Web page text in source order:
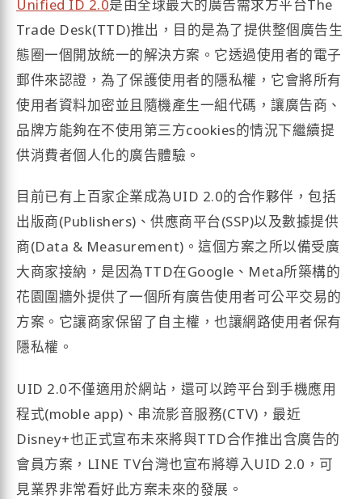
Unified ID 2.0是由全球最大的廣告需求方平台The
Trade Desk(TTD)推出，目的是為了提供整個廣告生
態圈一個開放統一的解決方案。它透過使用者的電子
郵件來認證，為了保護使用者的隱私權，它會將所有
使用者資料加密並且隨機產生一組代碼，讓廣告商、
品牌方能夠在不使用第三方cookies的情況下繼續提
供消費者個人化的廣告體驗。
目前已有上百家企業成為UID 2.0的合作夥伴，包括
出版商(Publishers)、供應商平台(SSP)以及數據提供
商(Data & Measurement)。這個方案之所以備受廣
大商家接納，是因為TTD在Google、Meta所築構的
花園圍牆外提供了一個所有廣告使用者可公平交易的
方案。它讓商家保留了自主權，也讓網路使用者保有
隱私權。
UID 2.0不僅適用於網站，還可以跨平台到手機應用
程式(moble app)、串流影音服務(CTV)，最近
Disney+也正式宣布未來將與TTD合作推出含廣告的
會員方案，LINE TV台灣也宣布將導入UID 2.0，可
見業界非常看好此方案未來的發展。